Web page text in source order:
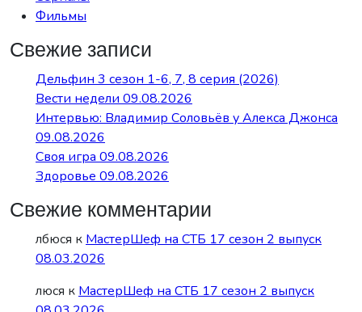
Фильмы
Свежие записи
Дельфин 3 сезон 1-6, 7, 8 серия (2026)
Вести недели 09.08.2026
Интервью: Владимир Соловьёв у Алекса Джонса
09.08.2026
Своя игра 09.08.2026
Здоровье 09.08.2026
Свежие комментарии
лбюся к МастерШеф на СТБ 17 сезон 2 выпуск
08.03.2026
люся к МастерШеф на СТБ 17 сезон 2 выпуск